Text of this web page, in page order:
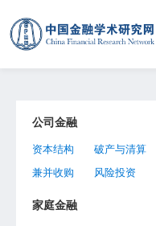
公司金融
资本结构 破产与清算
兼并收购
风险投资
家庭金融